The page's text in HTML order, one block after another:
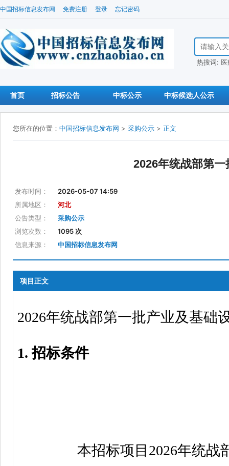
中国招标信息发布网 免费注册 登录 忘记密码
搜索招标信
热搜词:
首页 招标公告 中标公示 中标候选人公示
您所在的位置： 中国招标信息发布网 > 采购公示 > 正文
2026年统战部第
发布时间：
2026-05-07 14:59
所属地区：
河北
公告类型：
采购公示
浏览次数：
1095 次
信息来源：
中国招标信息发布网
项目正文